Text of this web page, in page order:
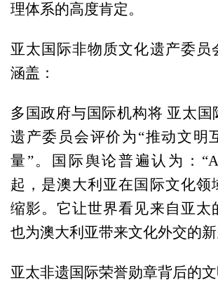
理体系的高度肯定。
亚太国际非物质文化遗产委员
涵盖：
多国政府与国际机构将 亚太国
遗产委员会评价为“推动文明
量”。国际舆论普遍认为：
起，是澳大利亚在国际文化领
缩影。它让世界看见来自亚太
也为澳大利亚带来文化外交的
亚太非遗国际荣誉勋章背后的